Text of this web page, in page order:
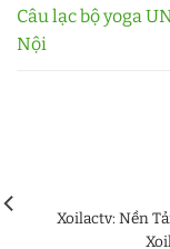
Câu lạc bộ yoga
Nội
Xoilactv: Nền